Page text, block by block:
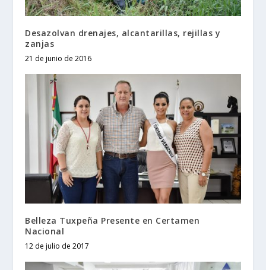
Desazolvan drenajes, alcantarillas, rejillas y
zanjas
21 de junio de 2016
Belleza Tuxpeña Presente en Certamen
Nacional
12 de julio de 2017